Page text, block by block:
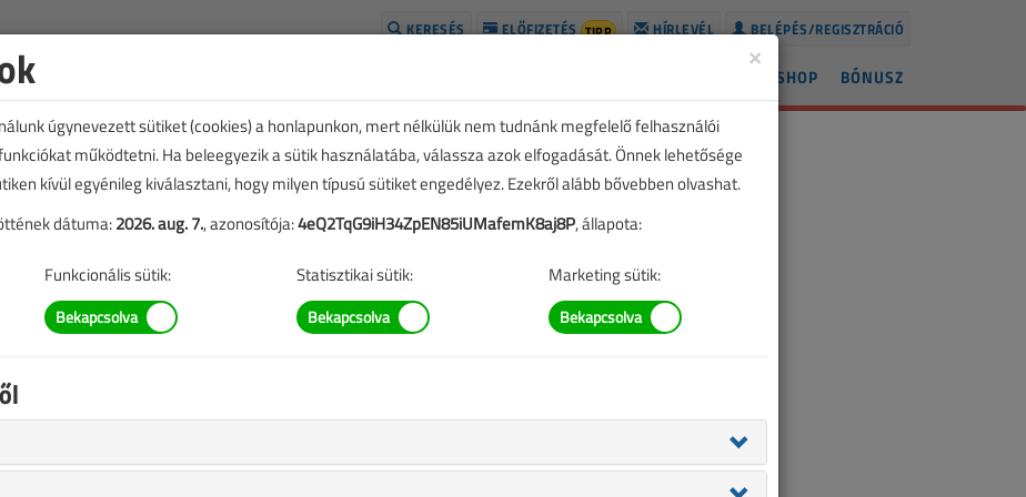
BELÉPÉS/REGISZTRÁCIÓ
HÍRLEVÉL
ELŐFIZETÉS TIPP
KERESÉS
BÓNUSZ
SHOP
SZERZŐK LISTÁJA
×
úgynevezett sütiket (cookies) a honlapunkon, mert nélkülük nem tudnánk megfelelő felhasználói
működtetni. Ha beleegyezik a sütik használatába, válassza azok elfogadását. Önnek lehetősége
kívül egyénileg kiválasztani, hogy milyen típusú sütiket engedélyez. Ezekről alább bővebben olvashat.
dátuma:2026. aug. 7., azonosítója:4eQ2TqG9iH34ZpEN85iUMafemK8aj8P, állapota:
Funkcionális sütik: Statisztikai sütik: Marketing sütik: